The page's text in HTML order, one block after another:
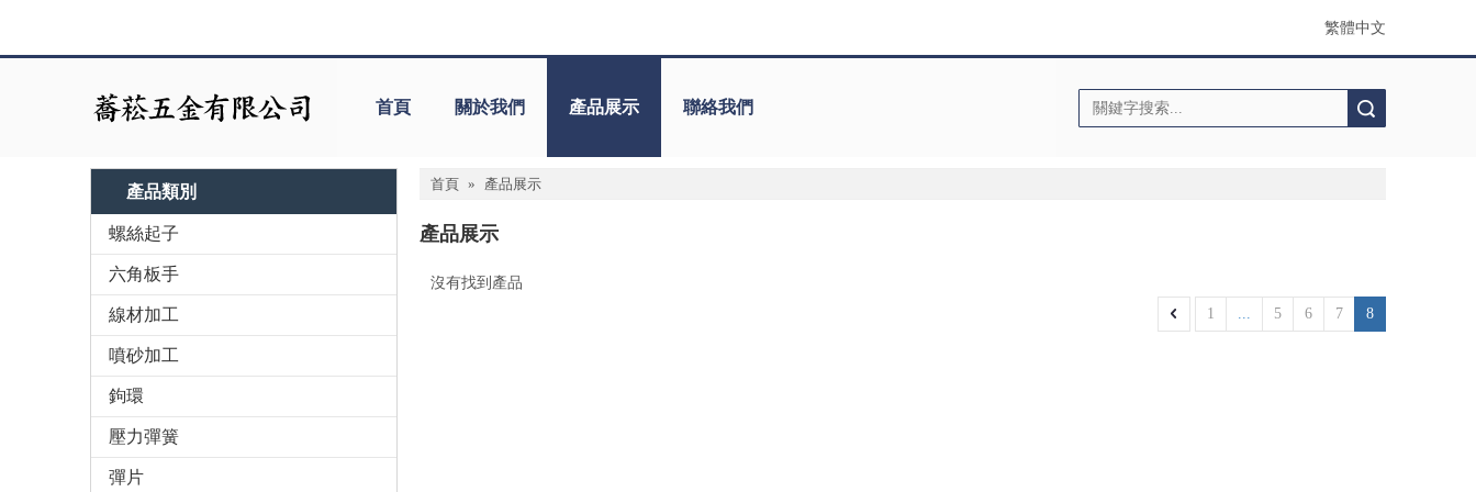
繁體中文
首頁 關於我們 產品展示 聯絡我們
產品類別
螺絲起子
六角板手
線材加工
噴砂加工
鉤環
壓力彈簧
彈片
首頁 » 產品展示
產品展示
沒有找到產品
1 ... 5 6 7 8